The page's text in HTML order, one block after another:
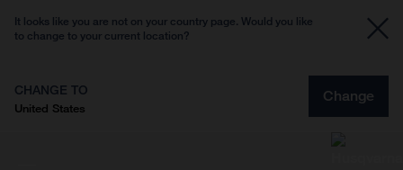
It looks like you are not on your country page. Would you like
to change to your current location?
CHANGE TO
United States
Change